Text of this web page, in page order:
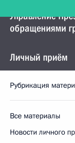
Управление
обращениями
Личный приём
Рубрикация
Все материалы
Новости личного